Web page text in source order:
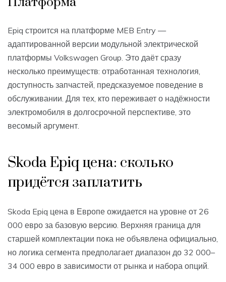
Epiq строится на платформе MEB Entry —
адаптированной версии модульной электрической
платформы Volkswagen Group. Это даёт сразу
несколько преимуществ: отработанная технология,
доступность запчастей, предсказуемое поведение в
обслуживании. Для тех, кто переживает о надёжности
электромобиля в долгосрочной перспективе, это
весомый аргумент.
Skoda Epiq цена: сколько
придётся заплатить
Skoda Epiq цена в Европе ожидается на уровне от 26
000 евро за базовую версию. Верхняя граница для
старшей комплектации пока не объявлена официально,
но логика сегмента предполагает диапазон до 32 000–
34 000 евро в зависимости от рынка и набора опций.